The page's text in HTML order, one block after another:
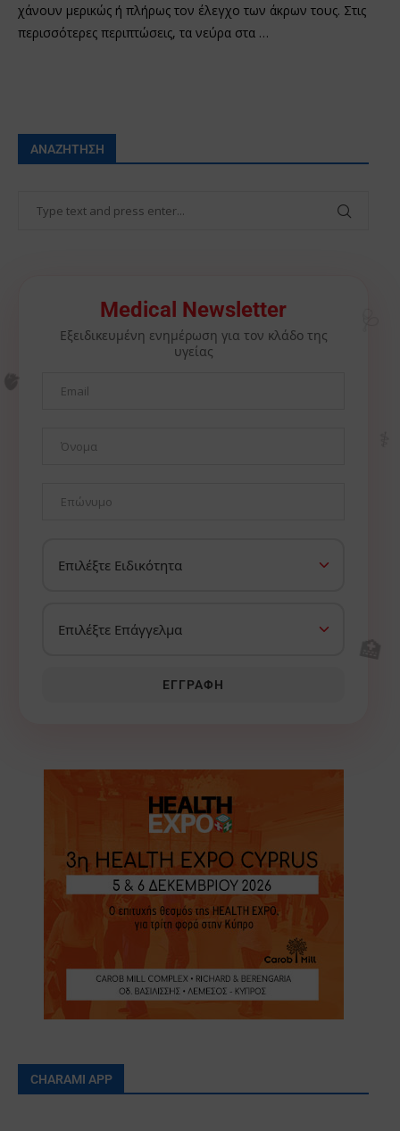
χάνουν μερικώς ή πλήρως τον έλεγχο των άκρων τους. Στις
περισσότερες περιπτώσεις, τα νεύρα στα …
ΑΝΑΖΉΤΗΣΗ
Medical Newsletter
Εξειδικευμένη ενημέρωση για τον κλάδο της
υγείας
ΕΓΓΡΑΦΉ
CHARAMI APP